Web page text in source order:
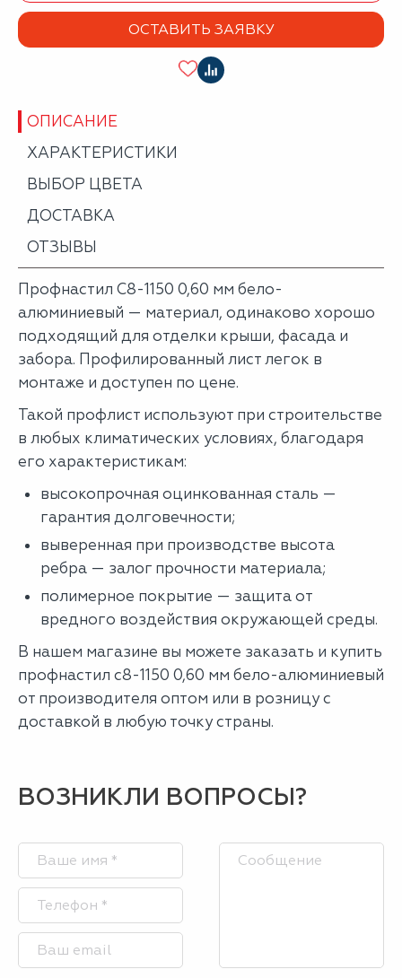
ОСТАВИТЬ ЗАЯВКУ
ОПИСАНИЕ
ХАРАКТЕРИСТИКИ
ВЫБОР ЦВЕТА
ДОСТАВКА
ОТЗЫВЫ
Профнастил С8-1150 0,60 мм бело-
алюминиевый — материал, одинаково хорошо
подходящий для отделки крыши, фасада и
забора. Профилированный лист легок в
монтаже и доступен по цене.
Такой профлист используют при строительстве
в любых климатических условиях, благодаря
его характеристикам:
высокопрочная оцинкованная сталь —
гарантия долговечности;
выверенная при производстве высота
ребра — залог прочности материала;
полимерное покрытие — защита от
вредного воздействия окружающей среды.
В нашем магазине вы можете заказать и купить
профнастил с8-1150 0,60 мм бело-алюминиевый
от производителя оптом или в розницу с
доставкой в любую точку страны.
ВОЗНИКЛИ ВОПРОСЫ?